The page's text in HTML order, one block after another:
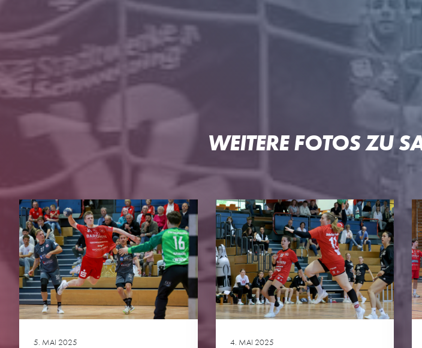
WEITERE FOTOS ZU
5. MAI 2025 4. MAI 2025
HG OFTERSHEIM/
DIE HG
Geschäftsstelle
Ansprechpartner
Tickets
Downloads
TEAMS
3. Liga Herren
Perspektivteam Herren
1. Damen
Bundesliga A-Jugend
HG-Torhüter-Akademie
Unser Konzept
Premium-Partner
Business-Partner
Club-Partner
Team-Partner